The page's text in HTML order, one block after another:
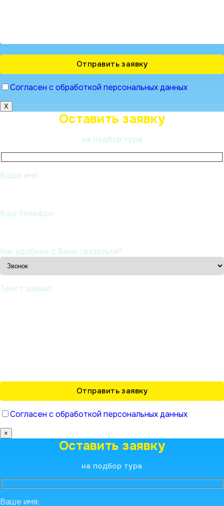
Согласен с обработкой персональных данных
X
Оставить заявку
на подбор тура
Ваше имя:
Ваш телефон:
Как удобнее с Вами связаться?
Текст заявки:
Согласен с обработкой персональных данных
×
Оставить заявку
на подбор тура
Ваше имя: